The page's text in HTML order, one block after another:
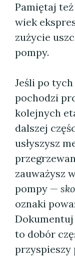
Pamiętaj
wiek
zużycie
pompy.
Jeśli po
pochodzi
kolejnych
dalszej
usłyszysz
zauważysz
pompy —
oznaki
to dobór
przyspieszy